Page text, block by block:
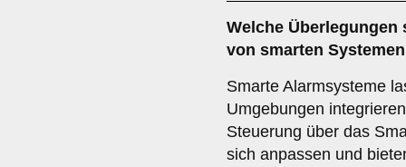
Welche
von smarten Systemen
Smarte Alarmsysteme
Umgebungen
Steuerung über das
sich anpassen und